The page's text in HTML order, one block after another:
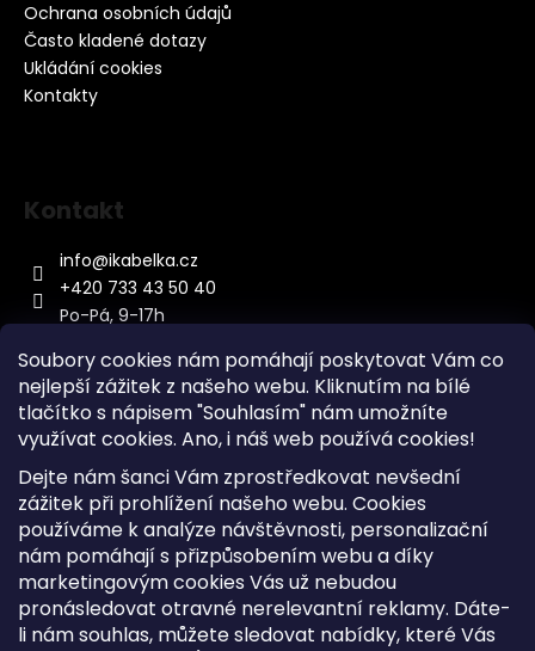
Soubory cookies nám pomáhají poskytovat Vám co
nejlepší zážitek z našeho webu. Kliknutím na bílé
tlačítko s nápisem "Souhlasím" nám umožníte
využívat cookies. Ano, i náš web používá cookies!
Dejte nám šanci Vám zprostředkovat nevšední
zážitek při prohlížení našeho webu. Cookies
používáme k analýze návštěvnosti, personalizační
nám pomáhají s přizpůsobením webu a díky
marketingovým cookies Vás už nebudou
pronásledovat otravné nerelevantní reklamy. Dáte-
li nám souhlas, můžete sledovat nabídky, které Vás
Ochrana osobních údajů
Často kladené dotazy
Ukládání cookies
Kontakty
Kontakt
info@ikabelka.cz
+420 733 43 50 40
Po-Pá, 9-17h
Kontakt
Sitemap
Doprava a Platba
Reklamace Zboží
Obchodní podmínky